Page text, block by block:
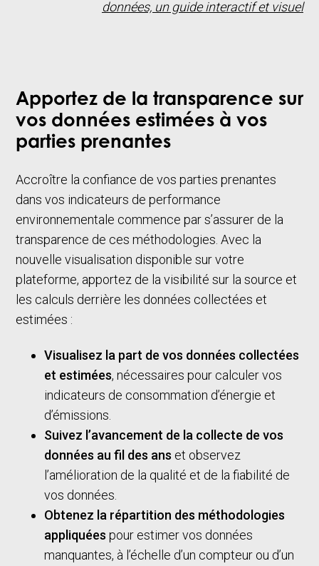
données, un guide interactif et visuel
Apportez de la transparence sur
vos données estimées à vos
parties prenantes
Accroître la confiance de vos parties prenantes
dans vos indicateurs de performance
environnementale commence par s’assurer de la
transparence de ces méthodologies. Avec la
nouvelle visualisation disponible sur votre
plateforme, apportez de la visibilité sur la source et
les calculs derrière les données collectées et
estimées :
Visualisez la part de vos données collectées
et estimées, nécessaires pour calculer vos
indicateurs de consommation d’énergie et
d’émissions.
Suivez l’avancement de la collecte de vos
données au fil des ans et observez
l’amélioration de la qualité et de la fiabilité de
vos données.
Obtenez la répartition des méthodologies
appliquées pour estimer vos données
manquantes, à l’échelle d’un compteur ou d’un